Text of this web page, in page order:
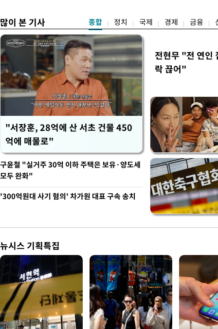
많이 본 기사 종합 정치 국제 경제 금융
"서장훈, 28억에 산 서초 건물 450
억에 매물로"
전현무 "전 연인
락 끊어"
구윤철 "실거주 30억 이하 주택은 보유·양도세
모두 완화"
'300억원대 사기 혐의' 차가원 대표 구속 송치
뉴시스 기획특집